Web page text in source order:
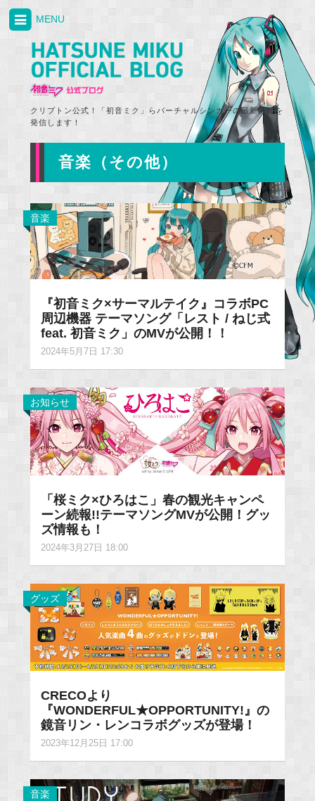
クリプトン公式！「初音ミク」らバーチャルシンガーの最新情報を
発信します！
MENU
音楽（その他）
音楽
『初音ミク×サーマルテイク』コラボPC
周辺機器 テーマソング「レスト / ねじ式
feat. 初音ミク」のMVが公開！！
2024年5月7日 17:30
お知らせ
「桜ミク×ひろはこ」春の観光キャンペ
ーン続報!!テーマソングMVが公開！グッ
ズ情報も！
2024年3月27日 18:00
グッズ
CRECOより
『WONDERFUL★OPPORTUNITY!』の
鏡音リン・レンコラボグッズが登場！
2023年12月25日 17:00
音楽